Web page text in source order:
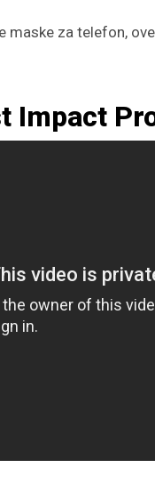
maske za telefon,
Impact